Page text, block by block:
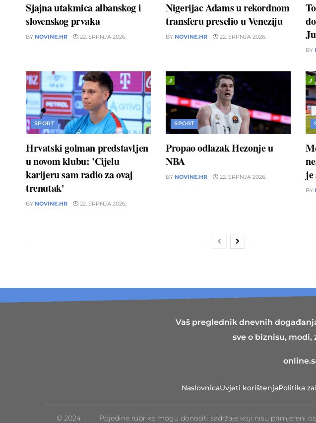
Sjajna utakmica albanskog i
slovenskog prvaka
BY NOVINE.HR 22. SRPNJA 2026.
Nigerijac Adams u rekordnom
transferu preselio u Veneziju
BY NOVINE.HR 22. SRPNJA 2026.
BY
SPORT
Hrvatski golman predstavljen
u novom klubu: 'Cijelu
karijeru sam radio za ovaj
trenutak'
BY NOVINE.HR 22. SRPNJA 2026.
SPORT
Propao odlazak Hezonje u
NBA
BY NOVINE.HR 22. SRPNJA 2026.
je
BY
Vaš preglednik dnevnih
sve o biznisu,
NaslovnicaUvjeti korištenjaPolitika
© 2024 Pojedine rubrike mogu donositi sadržaje koji nisu primjereni